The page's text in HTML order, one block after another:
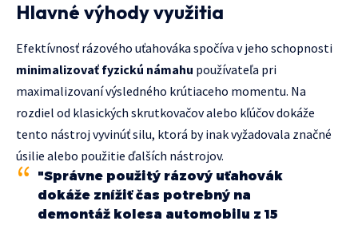
Hlavné výhody využitia
Efektívnosť rázového uťahováka spočíva v jeho schopnosti
minimalizovať fyzickú námahu používateľa pri
maximalizovaní výsledného krútiaceho momentu. Na
rozdiel od klasických skrutkovačov alebo kľúčov dokáže
tento nástroj vyvinúť silu, ktorá by inak vyžadovala značné
úsilie alebo použitie ďalších nástrojov.
"Správne použitý rázový uťahovák
dokáže znížiť čas potrebný na
demontáž kolesa automobilu z 15